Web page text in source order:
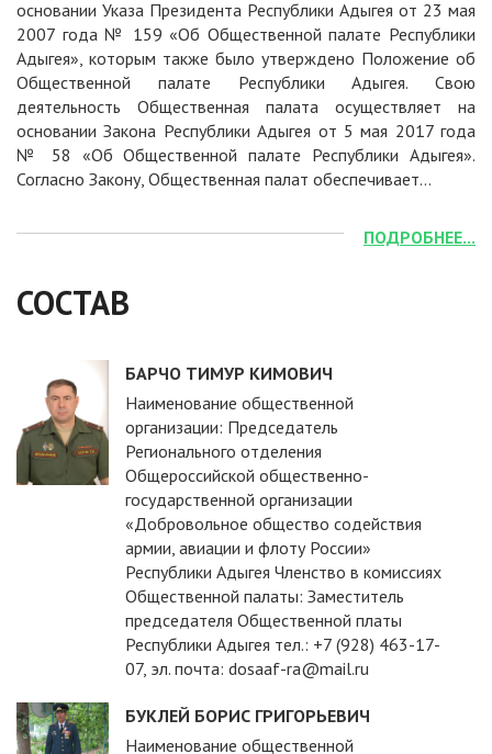
основании Указа Президента Республики Адыгея от 23 мая
2007 года № 159 «Об Общественной палате Республики
Адыгея», которым также было утверждено Положение об
Общественной палате Республики Адыгея. Свою
деятельность Общественная палата осуществляет на
основании Закона Республики Адыгея от 5 мая 2017 года
№ 58 «Об Общественной палате Республики Адыгея».
Согласно Закону, Общественная палат обеспечивает…
ПОДРОБНЕЕ...
СОСТАВ
БАРЧО ТИМУР КИМОВИЧ
Наименование общественной
организации: Председатель
Регионального отделения
Общероссийской общественно-
государственной организации
«Добровольное общество содействия
армии, авиации и флоту России»
Республики Адыгея Членство в комиссиях
Общественной палаты: Заместитель
председателя Общественной платы
Республики Адыгея тел.: +7 (928) 463-17-
07, эл. почта: dosaaf-ra@mail.ru
БУКЛЕЙ БОРИС ГРИГОРЬЕВИЧ
Наименование общественной